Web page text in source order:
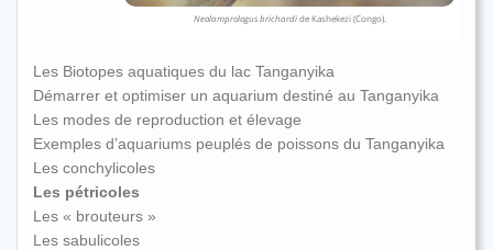
Neolamprologus brichardide Kashekezi (Congo).
Les Biotopes aquatiques du lac Tanganyika
Démarrer et optimiser un aquarium destiné au Tanganyika
Les modes de reproduction et élevage
Exemples d’aquariums peuplés de poissons du Tanganyika
Les conchylicoles
Les pétricoles
Les « brouteurs »
Les sabulicoles